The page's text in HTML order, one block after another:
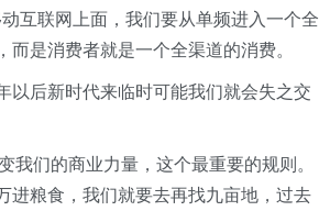
互联网上面，我们要从单频进入一个全
是消费者就是一个全渠道的消费。
以后新时代来临时可能我们就会失之交
我们的商业力量，这个最重要的规则。
进粮食，我们就要去再找九亩地，过去